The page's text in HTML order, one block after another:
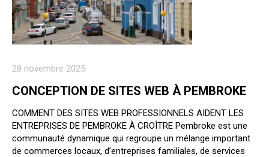
28 novembre 2025
CONCEPTION DE SITES WEB À PEMBROKE
COMMENT DES SITES WEB PROFESSIONNELS AIDENT LES
ENTREPRISES DE PEMBROKE À CROÎTRE Pembroke est une
communauté dynamique qui regroupe un mélange important
de commerces locaux, d’entreprises familiales, de services